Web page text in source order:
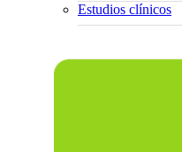
Estudios clínicos